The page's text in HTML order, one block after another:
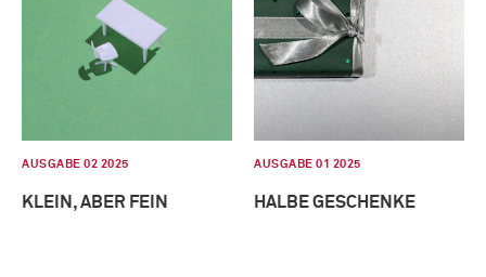
AUSGABE 02 2025
KLEIN, ABER FEIN
AUSGABE 01 2025
HALBE GESCHENKE